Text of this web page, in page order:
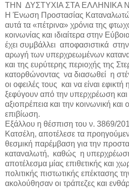
ΤΗΝ ΔΥΣΤΥΧΙΑ ΣΤΑ ΕΛΛΗΝΙΚΑ
Η Ένωση Προστασίας
αυτά τα «πέτρινα» χρόνια της
κοινωνίας και ιδιαίτερα στην
έχει συμβάλλει αποφασιστικά
αρωγή των υπερχρεωμένων
και της ευρύτερης περιοχής της
κατορθώνοντας να διασωθεί η
οι οφειλές τους και να είναι εφικτή η
ξεφύγουν από την υπερχρέωση
αξιοπρέπεια και την κοινωνική και
επιβίωση.
Εξάλλου η θέσπιση του ν. 3869/
Κατσέλη, αποτέλεσε τα
θεσμική παρέμβαση για την
καταναλωτή, καθώς η
αποτέλεσμα μίας επιθετικής και
πολιτικής πιστωτικής επέκτασης
ακολούθησαν οι τράπεζες και